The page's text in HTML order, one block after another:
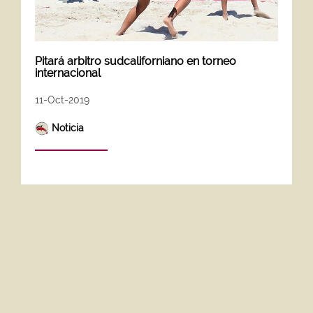
Pitará arbitro sudcaliforniano en torneo
internacional
11-Oct-2019
Noticia